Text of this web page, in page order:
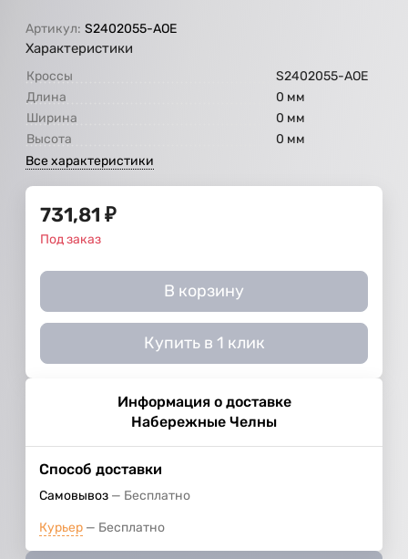
Артикул: S2402055-AOE
Характеристики
Кроссы
S2402055-AOE
Длина
0 мм
Ширина
0 мм
Высота
0 мм
Все характеристики
731,81 ₽
Под заказ
В корзину
Купить в 1 клик
Информация о доставке
Набережные Челны
Способ доставки
Самовывоз Бесплатно
Курьер Бесплатно